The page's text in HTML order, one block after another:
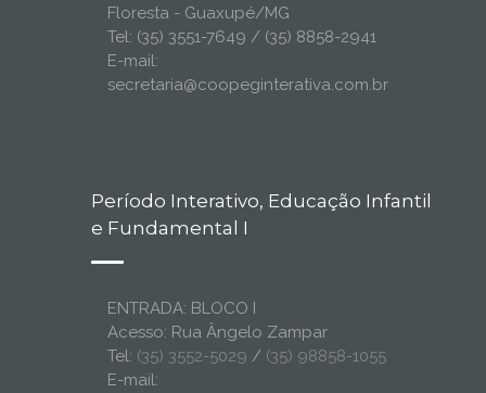
Floresta - Guaxupé/MG
Tel: (35) 3551-7649 / (35) 8858-2941
E-mail:
secretaria@coopeginterativa.com.br
Período Interativo, Educação Infantil
e Fundamental I
ENTRADA: BLOCO I
Acesso: Rua Ângelo Zampar
Tel: (35) 3552-5029 / (35) 98858-1055
E-mail: